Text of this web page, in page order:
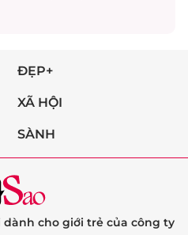
ĐẸP+
XÃ HỘI
SÀNH
cho giới trẻ của công ty